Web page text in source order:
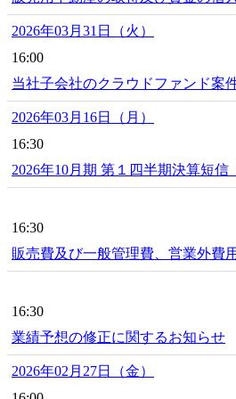
2026年03月31日（火）
16:00
当社子会社のクラウドファンド案
2026年03月16日（月）
16:30
2026年10月期 第１四半期決算短信
16:30
販売費及び一般管理費、営業外費
16:30
業績予想の修正に関するお知らせ
2026年02月27日（金）